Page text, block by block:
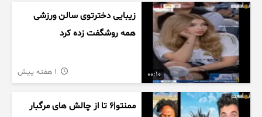
00:10
زیبایی دخترتوی سالن ورزشی
همه روشگفت زده کرد
ممنتو|۶ تا از چالش های مرگبار